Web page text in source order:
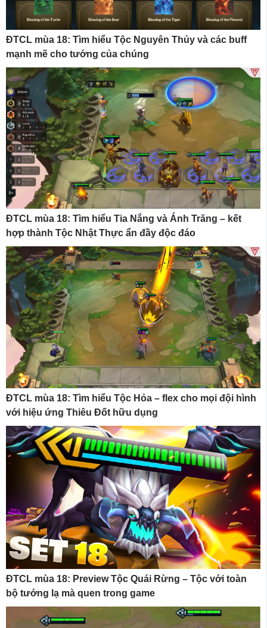
ĐTCL mùa 18: Tìm hiểu Tộc Nguyên Thủy và các buff
mạnh mẽ cho tướng của chúng
ĐTCL mùa 18: Tìm hiểu Tia Nắng và Ánh Trăng – kết
hợp thành Tộc Nhật Thực ẩn đầy độc đáo
ĐTCL mùa 18: Tìm hiểu Tộc Hỏa – flex cho mọi đội hình
với hiệu ứng Thiêu Đốt hữu dụng
ĐTCL mùa 18: Preview Tộc Quái Rừng – Tộc với toàn
bộ tướng lạ mà quen trong game